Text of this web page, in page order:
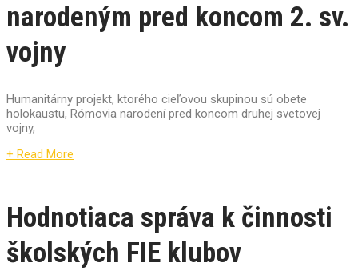
narodeným pred koncom 2. sv.
vojny
Humanitárny projekt, ktorého cieľovou skupinou sú obete
holokaustu, Rómovia narodení pred koncom druhej svetovej
vojny,
+ Read More
Hodnotiaca správa k činnosti
školských FIE klubov